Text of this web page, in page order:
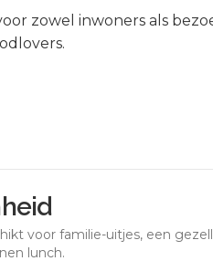
zowel inwoners als
voor familie-uitjes, een
lunch.